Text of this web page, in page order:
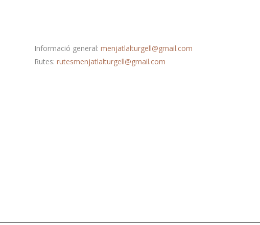
Informació general: menjatlalturgell@gmail.com
Rutes: rutesmenjatlalturgell@gmail.com